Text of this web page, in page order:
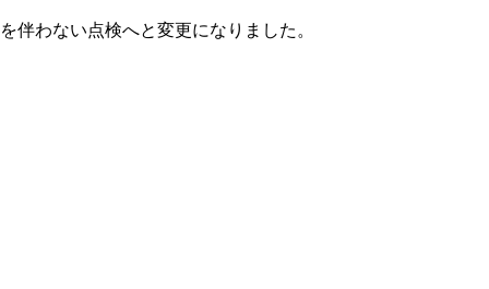
伴わない点検へと変更になりました。